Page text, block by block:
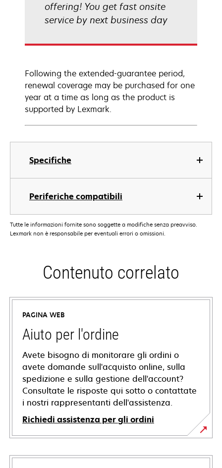
Specifiche
Periferiche compatibili
offering! You get fast onsite
service by next business day
Following the extended-guarantee period,
renewal coverage may be purchased for one
year at a time as long as the product is
supported by Lexmark.
Tutte le informazioni fornite sono soggette a modifiche senza preavviso.
Lexmark non è responsabile per eventuali errori o omissioni.
Contenuto correlato
PAGINA WEB
Aiuto per l'ordine
Avete bisogno di monitorare gli ordini o
avete domande sull'acquisto online, sulla
spedizione e sulla gestione dell'account?
Consultate le risposte qui sotto o contattate
i nostri rappresentanti dell'assistenza.
Richiedi assistenza per gli ordini